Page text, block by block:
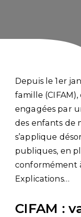
Depuis le 1er
famille
engagées par
des enfants de
s’applique
publiques, en
conformément
Explications…
CIFAM :